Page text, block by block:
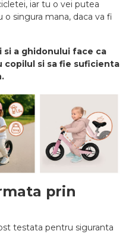
iar tu o vei putea
o singura mana, daca va fi
si a ghidonului face ca
copilul si sa fie suficienta
prin
testata pentru siguranta